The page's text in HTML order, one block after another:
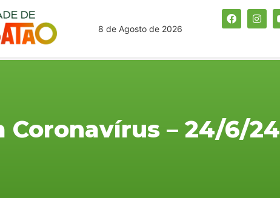
8 de Agosto de 2026
Coronavírus – 24/6/24